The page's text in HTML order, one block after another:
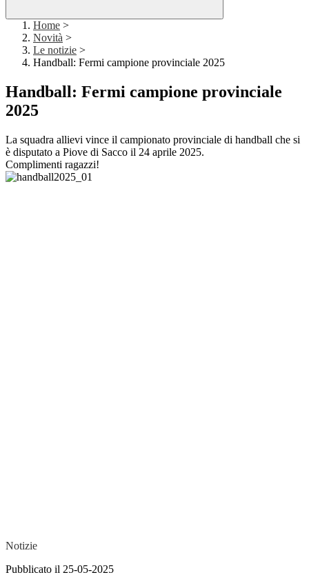
Home >
Novità >
Le notizie >
Handball: Fermi campione provinciale 2025
Handball: Fermi campione provinciale
2025
La squadra allievi vince il campionato provinciale di handball che si
è disputato a Piove di Sacco il 24 aprile 2025.
Complimenti ragazzi!
Notizie
Pubblicato il 25-05-2025